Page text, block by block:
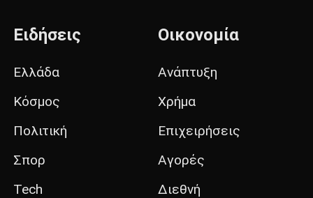
Ειδήσεις
Ελλάδα
Κόσμος
Πολιτική
Σπορ
Tech
Οικονομία
Ανάπτυξη
Χρήμα
Επιχειρήσεις
Αγορές
Διεθνή